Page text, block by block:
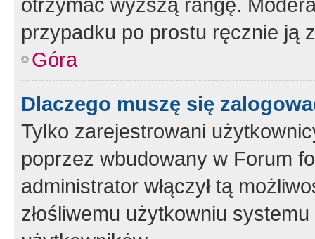
przypadku po prostu ręcznie ją
Góra
Dlaczego muszę się
Tylko zarejestrowani
poprzez wbudowany w Forum
administrator włączył tą
złośliwemu użytkowniu